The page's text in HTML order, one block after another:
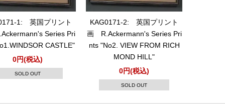
1: 英国プリント
Series Pri
CASTLE"
0円(税込)
SOLD OUT
KAG0171-2: 英国プリント
画 R.Ackermann's Series Pri
nts "No2. VIEW FROM RICH
MOND HILL"
0円(税込)
SOLD OUT